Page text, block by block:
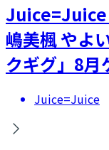
Juice=Juice
嶋美楓 やよ
クギグ」8月
Juice=Juice